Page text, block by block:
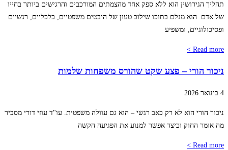
תהליך הגירושין הוא ללא ספק אחד מהצמתים המורכבים והרגישים ביותר בחייו
של אדם. הוא מגלם בתוכו שילוב טעון של היבטים משפטיים, כלכליים, רגשיים
ופסיכולוגיים, ומשפיע
Read more >
ניכור הורי – פצע שקט שהורס משפחות שלמות
4 בינואר 2026
ניכור הורי הוא לא רק כאב רגשי – הוא גם עוולה משפטית. עו"ד עוזי דורי מסביר
מה אומר החוק וכיצד אפשר למנוע את הפגיעה הקשה
Read more >